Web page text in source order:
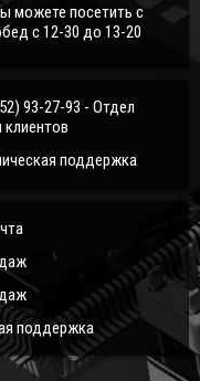
можете посетить с
с 12-30 до 13-20
93-27-93 - Отдел
поддержка
поддержка